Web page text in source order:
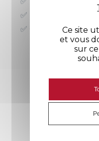
✅ Protection UV
✅ Confort et
Genre
Ce site
et vous
sur